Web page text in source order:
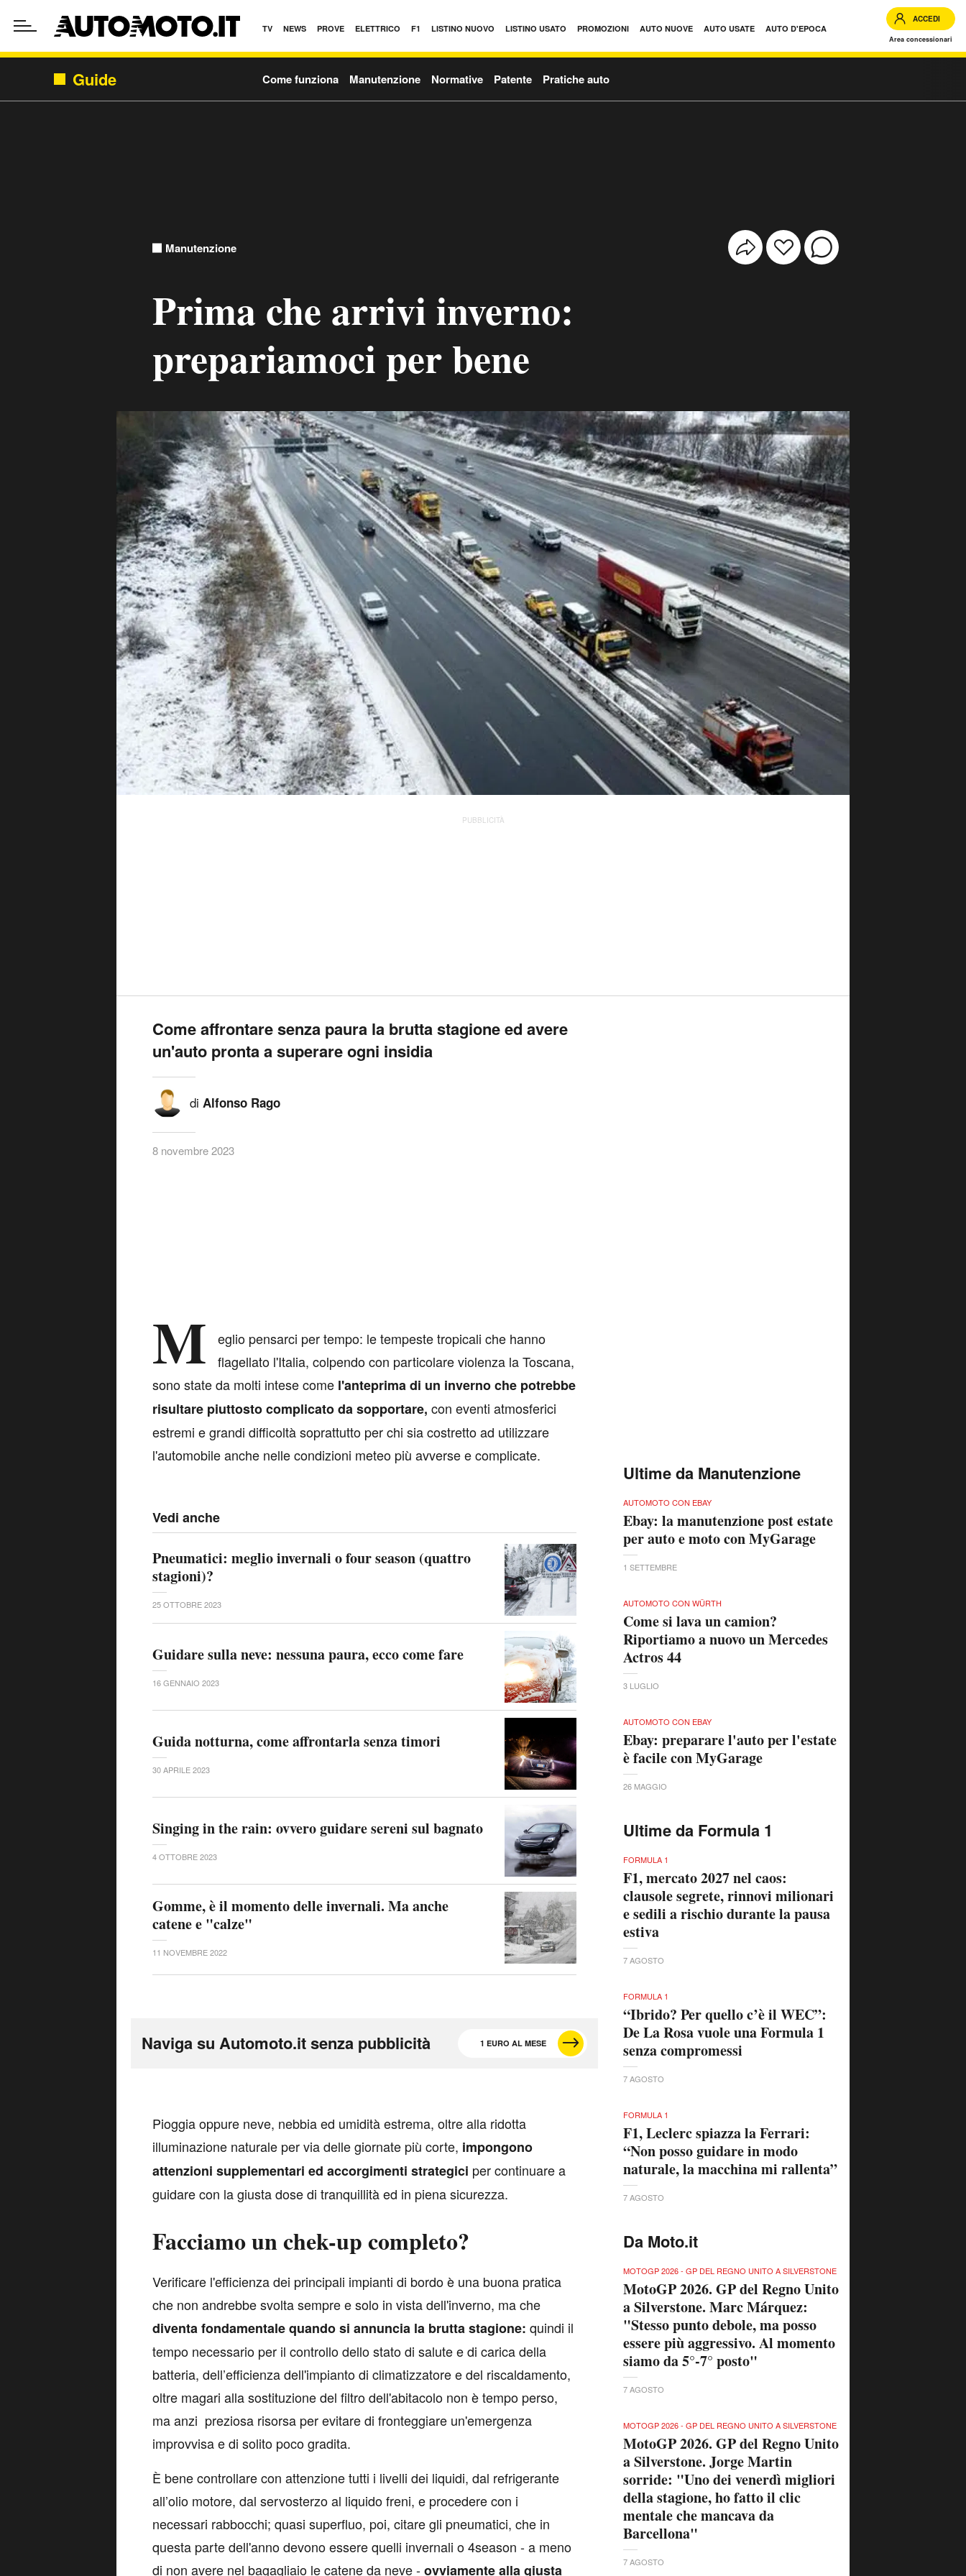
TV NEWS PROVE ELETTRICO F1 LISTINO NUOVO LISTINO USATO PROMOZIONI AUTO NUOVE AUTO USATE AUTO D'EPOCA
ACCEDI
Area concessionari
Guide Come funziona Manutenzione Normative Patente Pratiche auto
Manutenzione
Prima che arrivi inverno:
prepariamoci per bene
PUBBLICITÀ
Come affrontare senza paura la brutta stagione ed avere
un'auto pronta a superare ogni insidia
di Alfonso Rago
8 novembre 2023
M
eglio pensarci per tempo: le tempeste tropicali che hanno
flagellato l'Italia, colpendo con particolare violenza la Toscana,
sono state da molti intese come l'anteprima di un inverno che potrebbe
risultare piuttosto complicato da sopportare, con eventi atmosferici
estremi e grandi difficoltà soprattutto per chi sia costretto ad utilizzare
l'automobile anche nelle condizioni meteo più avverse e complicate.
Vedi anche
Pneumatici: meglio invernali o four season (quattro
stagioni)?
25 OTTOBRE 2023
Guidare sulla neve: nessuna paura, ecco come fare
16 GENNAIO 2023
Guida notturna, come affrontarla senza timori
30 APRILE 2023
Singing in the rain: ovvero guidare sereni sul bagnato
4 OTTOBRE 2023
Gomme, è il momento delle invernali. Ma anche
catene e "calze"
11 NOVEMBRE 2022
Naviga su Automoto.it senza pubblicità 1 EURO AL MESE
Pioggia oppure neve, nebbia ed umidità estrema, oltre alla ridotta
illuminazione naturale per via delle giornate più corte, impongono
attenzioni supplementari ed accorgimenti strategici per continuare a
guidare con la giusta dose di tranquillità ed in piena sicurezza.
Facciamo un chek-up completo?
Verificare l'efficienza dei principali impianti di bordo è una buona pratica
che non andrebbe svolta sempre e solo in vista dell'inverno, ma che
diventa fondamentale quando si annuncia la brutta stagione: quindi il
tempo necessario per il controllo dello stato di salute e di carica della
batteria, dell’efficienza dell'impianto di climatizzatore e del riscaldamento,
oltre magari alla sostituzione del filtro dell'abitacolo non è tempo perso,
ma anzi preziosa risorsa per evitare di fronteggiare un'emergenza
improvvisa e di solito poco gradita.
È bene controllare con attenzione tutti i livelli dei liquidi, dal refrigerante
all’olio motore, dal servosterzo al liquido freni, e procedere con i
necessari rabbocchi; quasi superfluo, poi, citare gli pneumatici, che in
questa parte dell'anno devono essere quelli invernali o 4season - a meno
di non avere nel bagagliaio le catene da neve -ovviamente alla giusta
Ultime da Manutenzione
AUTOMOTO CON EBAY
Ebay: la manutenzione post estate
per auto e moto con MyGarage
1 SETTEMBRE
AUTOMOTO CON WÜRTH
Come si lava un camion?
Riportiamo a nuovo un Mercedes
Actros 44
3 LUGLIO
AUTOMOTO CON EBAY
Ebay: preparare l'auto per l'estate
è facile con MyGarage
26 MAGGIO
Ultime da Formula 1
FORMULA 1
F1, mercato 2027 nel caos:
clausole segrete, rinnovi milionari
e sedili a rischio durante la pausa
estiva
7 AGOSTO
FORMULA 1
“Ibrido? Per quello c’è il WEC”:
De La Rosa vuole una Formula 1
senza compromessi
7 AGOSTO
FORMULA 1
F1, Leclerc spiazza la Ferrari:
“Non posso guidare in modo
naturale, la macchina mi rallenta”
7 AGOSTO
Da Moto.it
MOTOGP 2026 - GP DEL REGNO UNITO A SILVERSTONE
MotoGP 2026. GP del Regno Unito
a Silverstone. Marc Márquez:
"Stesso punto debole, ma posso
essere più aggressivo. Al momento
siamo da 5°-7° posto"
7 AGOSTO
MOTOGP 2026 - GP DEL REGNO UNITO A SILVERSTONE
MotoGP 2026. GP del Regno Unito
a Silverstone. Jorge Martin
sorride: "Uno dei venerdì migliori
della stagione, ho fatto il clic
mentale che mancava da
Barcellona"
7 AGOSTO